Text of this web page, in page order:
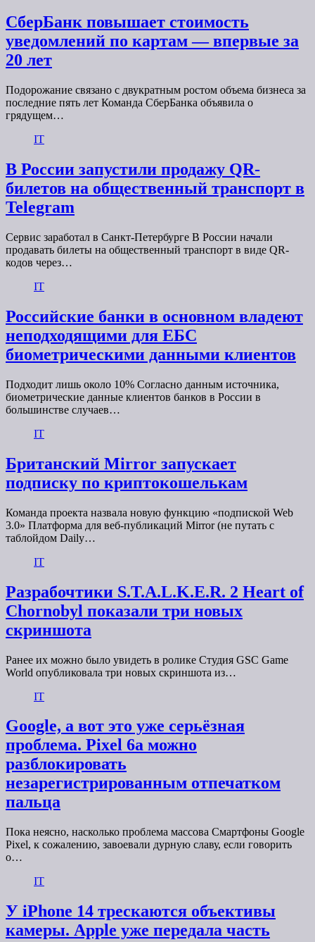
СберБанк повышает стоимость
уведомлений по картам — впервые за
20 лет
Подорожание связано с двукратным ростом объема бизнеса за
последние пять лет Команда СберБанка объявила о
грядущем…
IT
В России запустили продажу QR-
билетов на общественный транспорт в
Telegram
Сервис заработал в Санкт-Петербурге В России начали
продавать билеты на общественный транспорт в виде QR-
кодов через…
IT
Российские банки в основном владеют
неподходящими для ЕБС
биометрическими данными клиентов
Подходит лишь около 10% Согласно данным источника,
биометрические данные клиентов банков в России в
большинстве случаев…
IT
Британский Mirror запускает
подписку по криптокошелькам
Команда проекта назвала новую функцию «подпиской Web
3.0» Платформа для веб-публикаций Mirror (не путать с
таблойдом Daily…
IT
Разрабочтики S.T.A.L.K.E.R. 2 Heart of
Chornobyl показали три новых
скриншота
Ранее их можно было увидеть в ролике Студия GSC Game
World опубликовала три новых скриншота из…
IT
Google, а вот это уже серьёзная
проблема. Pixel 6a можно
разблокировать
незарегистрированным отпечатком
пальца
Пока неясно, насколько проблема массова Смартфоны Google
Pixel, к сожалению, завоевали дурную славу, если говорить
о…
IT
У iPhone 14 трескаются объективы
камеры. Apple уже передала часть